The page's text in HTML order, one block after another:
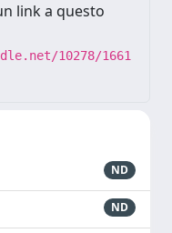
link a questo
10278/1661
ND
ND